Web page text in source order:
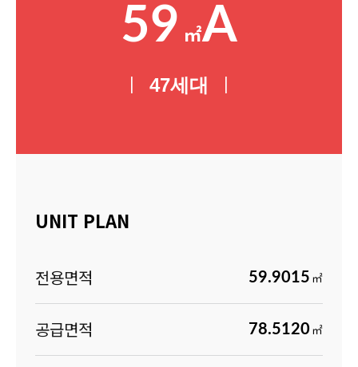
59 ㎡A
| 47세대 |
UNIT PLAN
전용면적 59.9015 ㎡
공급면적 78.5120 ㎡